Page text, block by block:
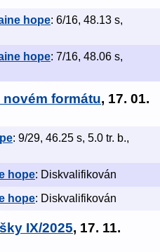
hope: 6/16, 48.13 s,
hope: 7/16, 48.06 s,
novém formátu, 17. 01.
: 9/29, 46.25 s, 5.0 tr. b.,
hope: Diskvalifikován
hope: Diskvalifikován
IX/2025, 17. 11.